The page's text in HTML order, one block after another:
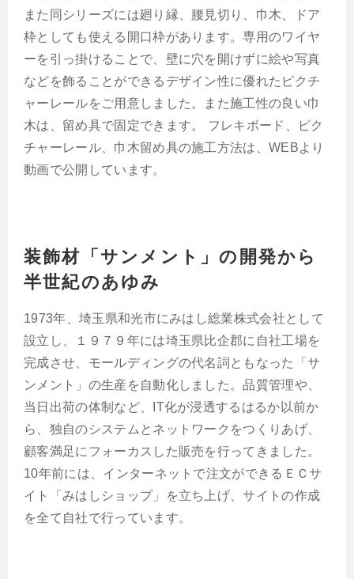
また同シリーズには廻り縁、腰見切り、巾木、ドア
枠としても使える開口枠があります。専用のワイヤ
ーを引っ掛けることで、壁に穴を開けずに絵や写真
などを飾ることができるデザイン性に優れたピクチ
ャーレールをご用意しました。また施工性の良い巾
木は、留め具で固定できます。 フレキボード、ピク
チャーレール、巾木留め具の施工方法は、WEBより
動画で公開しています。
装飾材「サンメント」の開発から
半世紀のあゆみ
1973年、埼玉県和光市にみはし総業株式会社として
設立し、１９７９年には埼玉県比企郡に自社工場を
完成させ、モールディングの代名詞ともなった「サ
ンメント」の生産を自動化しました。品質管理や、
当日出荷の体制など、IT化が浸透するはるか以前か
ら、独自のシステムとネットワークをつくりあげ、
顧客満足にフォーカスした販売を行ってきました。
10年前には、インターネットで注文ができるＥＣサ
イト「みはしショップ」を立ち上げ、サイトの作成
を全て自社で行っています。